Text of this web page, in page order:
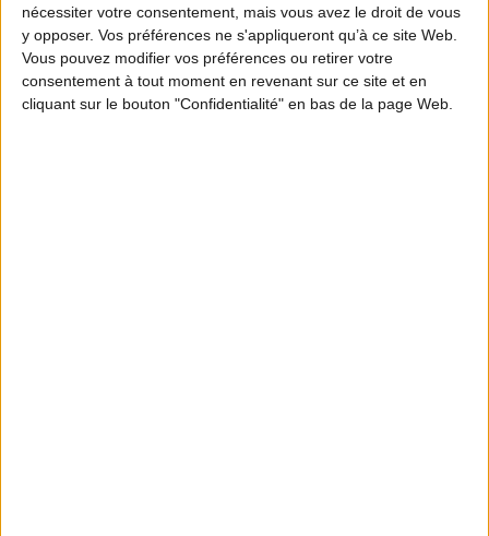
nécessiter votre consentement, mais vous avez le droit de vous
y opposer. Vos préférences ne s'appliqueront qu’à ce site Web.
Vous pouvez modifier vos préférences ou retirer votre
consentement à tout moment en revenant sur ce site et en
cliquant sur le bouton "Confidentialité" en bas de la page Web.